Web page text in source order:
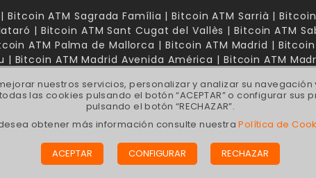
nuestros servicios, personalizar y analizar su
las cookies pulsando el botón “ACEPTAR” o configurar sus
pulsando el botón “RECHAZAR”.
obtener más información consulte nuestraPolítica de
ACEPTAR CONFIGURAR RECHAZAR
Bitcoin ATM Sagrada Família | Bitcoin ATM Sarrià |
| Bitcoin ATM Sant Cugat del Vallès | Bitcoin ATM
ATM Palma de Mallorca | Bitcoin ATM Madrid |
| Bitcoin ATM Madrid Avenida América | Bitcoin ATM
Calle Aragón, 284 - Bis 2º 1ª | C.P. 08007 - Barcelona, España |
y Vender Criptomonedas. Tiendas de compraventa de